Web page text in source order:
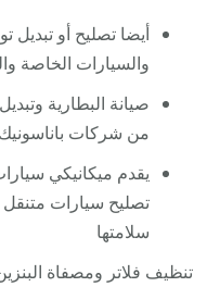
أيضا تصليح أو تبديل
والسيارات الخاصة
صيانة البطارية
من شركات باناسونيك
يقدم ميكانيكي
تصليح سيارات
سلامتها
تنظيف فلاتر ومصفاة